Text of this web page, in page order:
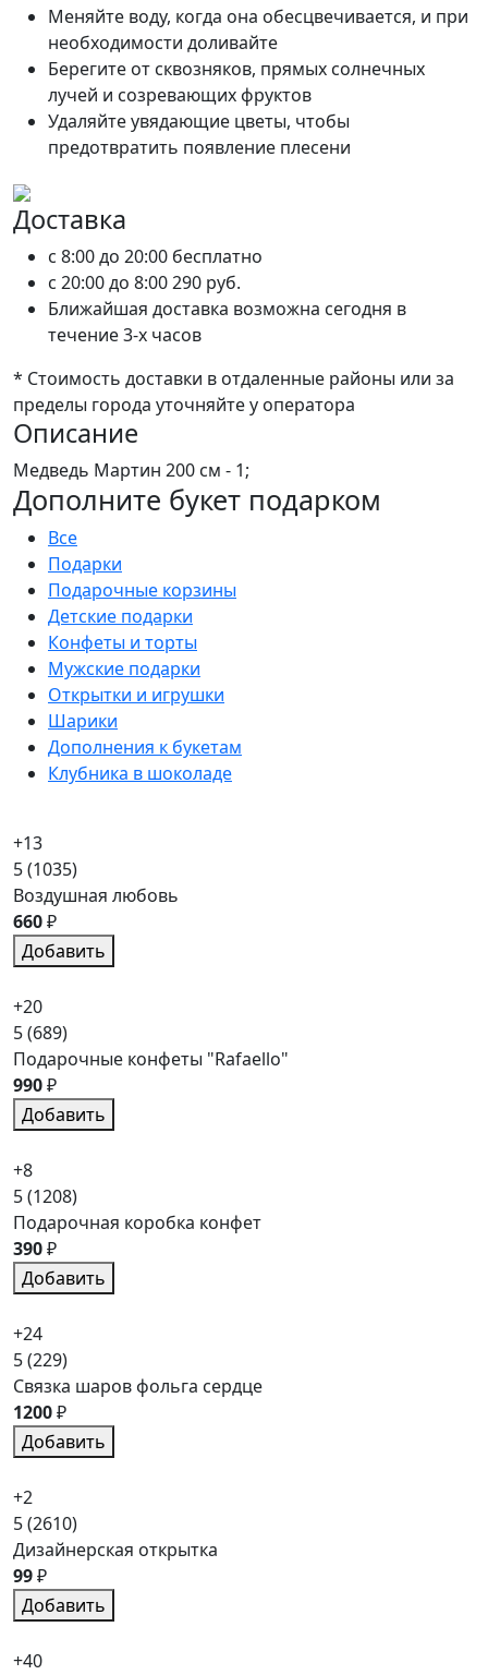
Меняйте воду, когда она обесцвечивается, и при
необходимости доливайте
Берегите от сквозняков, прямых солнечных
лучей и созревающих фруктов
Удаляйте увядающие цветы, чтобы
предотвратить появление плесени
Доставка
c 8:00 до 20:00 бесплатно
c 20:00 до 8:00290 руб.
Ближайшая доставка возможна сегодня в
течение 3-х часов
* Стоимость доставки в отдаленные районы или за
пределы города уточняйте у оператора
Описание
Медведь Мартин 200 см - 1;
Дополните букет подарком
Все
Подарки
Подарочные корзины
Детские подарки
Конфеты и торты
Мужские подарки
Открытки и игрушки
Шарики
Дополнения к букетам
Клубника в шоколаде
+13
5(1035)
Воздушная любовь
660₽
Добавить
+20
5(689)
Подарочные конфеты "Rafaello"
990₽
Добавить
+8
5(1208)
Подарочная коробка конфет
390₽
Добавить
+24
5(229)
Связка шаров фольга сердце
1200₽
Добавить
+2
5(2610)
Дизайнерская открытка
99₽
Добавить
+40